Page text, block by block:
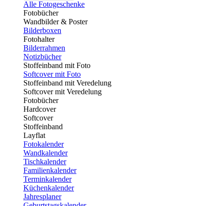
Alle Fotogeschenke
Fotobücher
Wandbilder & Poster
Bilderboxen
Fotohalter
Bilderrahmen
Notizbücher
Stoffeinband mit Foto
Softcover mit Foto
Stoffeinband mit Veredelung
Softcover mit Veredelung
Fotobücher
Hardcover
Softcover
Stoffeinband
Layflat
Fotokalender
Wandkalender
Tischkalender
Familienkalender
Terminkalender
Küchenkalender
Jahresplaner